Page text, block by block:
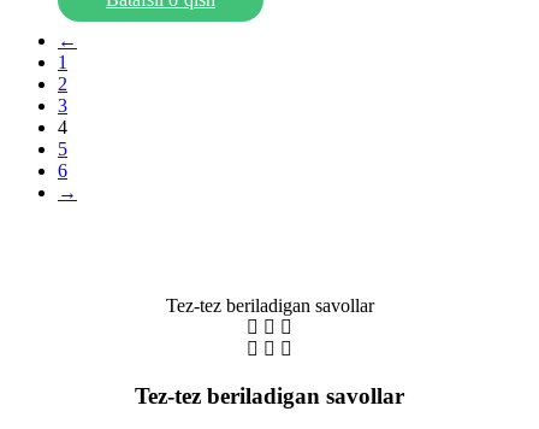
←
1
2
3
4
5
6
→
Tez-tez beriladigan savollar
Tez-tez beriladigan savollar